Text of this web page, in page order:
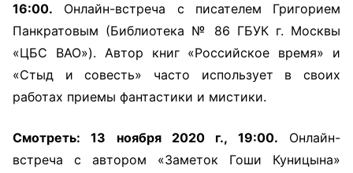
16:00. Онлайн-встреча с писателем Григорием
Панкратовым (Библиотека № 86 ГБУК г. Москвы
«ЦБС ВАО»). Автор книг «Российское время» и
«Стыд и совесть» часто использует в своих
работах приемы фантастики и мистики.
Смотреть: 13 ноября 2020 г., 19:00. Онлайн-
встреча с автором «Заметок Гоши Куницына»